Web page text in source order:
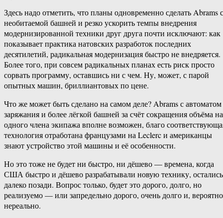
Здесь надо отметить, что планы одновременно сделать Abrams с
необитаемой башней и резко ускорить темпы внедрения
модернизированной техники друг друга почти исключают: как
показывает практика натовских разработок последних
десятилетий, радикальная модернизация быстро не внедряется.
Более того, при совсем радикальных планах есть риск просто
сорвать программу, оставшись ни с чем. Ну, может, с парой
опытных машин, бриллиантовых по цене.
Что же может быть сделано на самом деле? Abrams с автоматом
заряжания и более лёгкой башней за счёт сокращения объёма на
одного члена экипажа вполне возможен, благо
технология отработана французами на Leclerc и американцы
знают устройство этой машины и её особенности.
Но это тоже не будет ни быстро, ни дёшево — времена, когда
США быстро и дёшево разрабатывали новую технику, остались
далеко позади. Вопрос только, будет это дорого, долго, но
реализуемо — или запредельно дорого, очень долго и,
нереально.